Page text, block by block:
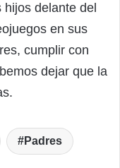
delante del
en sus
cumplir con
dejar que la
Padres